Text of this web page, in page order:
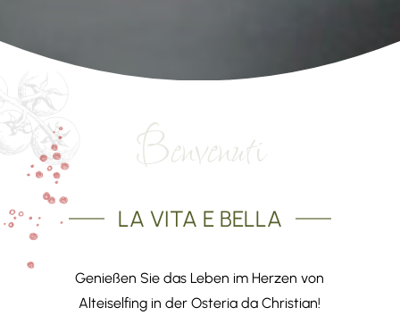
Benvenuti
LA VITA E BELLA
Genießen Sie das Leben im Herzen von
Alteiselfing in der Osteria da Christian!